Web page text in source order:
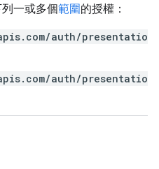
一或多個範圍的授權：
auth/presentatio
auth/presentatio